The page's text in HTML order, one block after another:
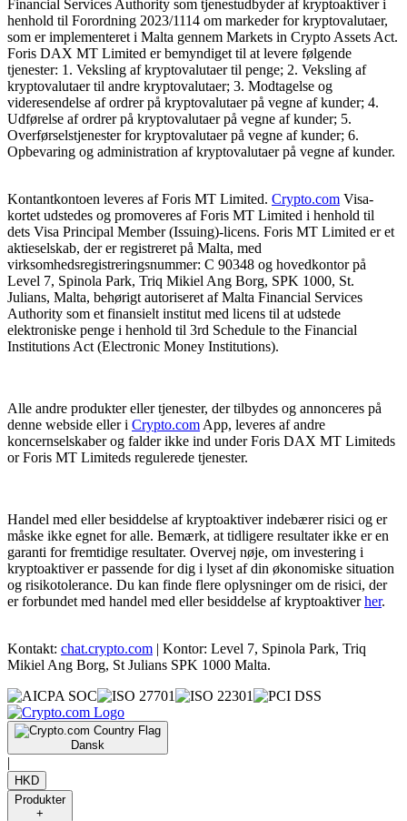
Financial Services Authority som tjenestudbyder af kryptoaktiver i
henhold til Forordning 2023/1114 om markeder for kryptovalutaer,
som er implementeret i Malta gennem Markets in Crypto Assets Act.
Foris DAX MT Limited er bemyndiget til at levere følgende
tjenester: 1. Veksling af kryptovalutaer til penge; 2. Veksling af
kryptovalutaer til andre kryptovalutaer; 3. Modtagelse og
videresendelse af ordrer på kryptovalutaer på vegne af kunder; 4.
Udførelse af ordrer på kryptovalutaer på vegne af kunder; 5.
Overførselstjenester for kryptovalutaer på vegne af kunder; 6.
Opbevaring og administration af kryptovalutaer på vegne af kunder.
Kontantkontoen leveres af Foris MT Limited. Crypto.com Visa-
kortet udstedes og promoveres af Foris MT Limited i henhold til
dets Visa Principal Member (Issuing)-licens. Foris MT Limited er et
aktieselskab, der er registreret på Malta, med
virksomhedsregistreringsnummer: C 90348 og hovedkontor på
Level 7, Spinola Park, Triq Mikiel Ang Borg, SPK 1000, St.
Julians, Malta, behørigt autoriseret af Malta Financial Services
Authority som et finansielt institut med licens til at udstede
elektroniske penge i henhold til 3rd Schedule to the Financial
Institutions Act (Electronic Money Institutions).
Alle andre produkter eller tjenester, der tilbydes og annonceres på
denne webside eller i Crypto.com App, leveres af andre
koncernselskaber og falder ikke ind under Foris DAX MT Limiteds
or Foris MT Limiteds regulerede tjenester.
Handel med eller besiddelse af kryptoaktiver indebærer risici og er
måske ikke egnet for alle. Bemærk, at tidligere resultater ikke er en
garanti for fremtidige resultater. Overvej nøje, om investering i
kryptoaktiver er passende for dig i lyset af din økonomiske situation
og risikotolerance. Du kan finde flere oplysninger om de risici, der
er forbundet med handel med eller besiddelse af kryptoaktiverher.
Kontakt: chat.crypto.com | Kontor: Level 7, Spinola Park, Triq
Mikiel Ang Borg, St Julians SPK 1000 Malta.
Dansk
|
HKD
Produkter
+